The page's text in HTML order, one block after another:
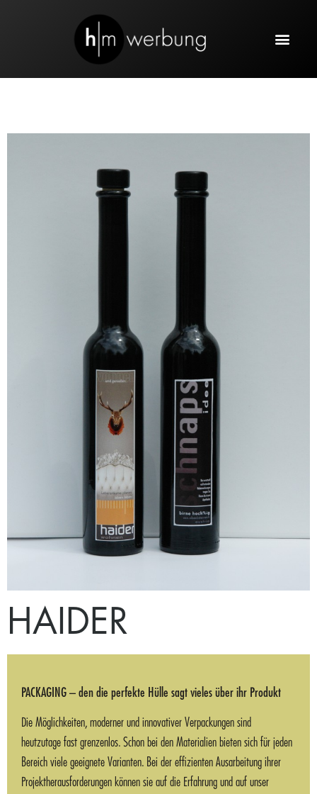
HAIDER
PACKAGING – den die perfekte Hülle sagt vieles über ihr Produkt
Die Möglichkeiten, moderner und innovativer Verpackungen sind
heutzutage fast grenzenlos. Schon bei den Materialien bieten sich für jeden
Bereich viele geeignete Varianten. Bei der effizienten Ausarbeitung ihrer
Projektherausforderungen können sie auf die Erfahrung und auf unser